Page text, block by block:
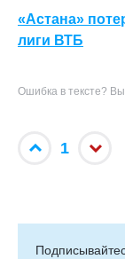
«Астана»
лиги ВТБ
Ошибка в тексте?
1